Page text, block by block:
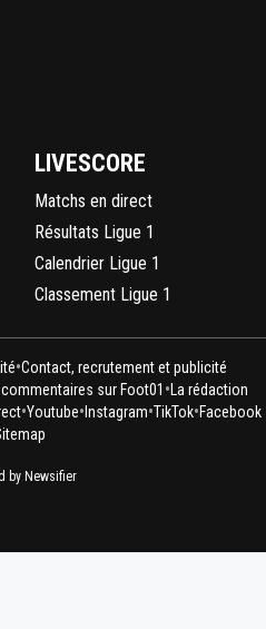
LIVESCORE
Matchs en direct
Résultats Ligue 1
Calendrier Ligue 1
Classement Ligue 1
•Contact, recrutement et publicité
sur Foot01 • La rédaction
•Youtube• Instagram•TikTok•Facebook
by Newsifier